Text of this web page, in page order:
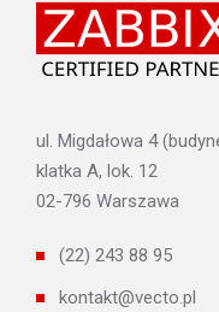
ul. Migdałowa 4
klatka A, lok. 12
02-796 Warszawa
(22) 243 88 95
kontakt@vecto.pl